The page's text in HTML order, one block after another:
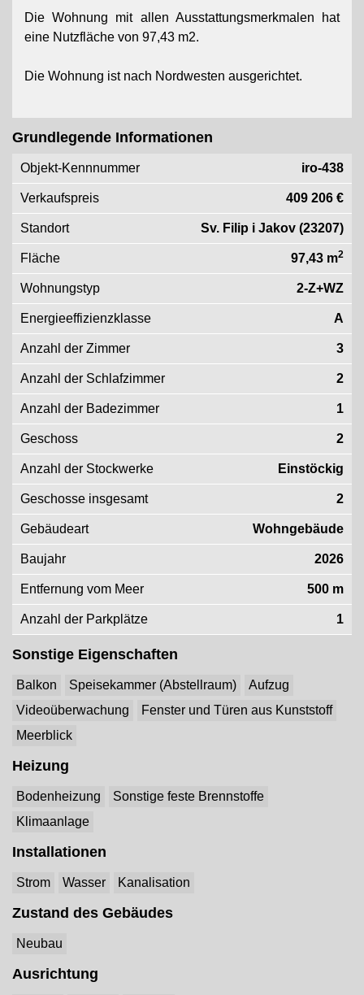
Die Wohnung mit allen Ausstattungsmerkmalen hat
eine Nutzfläche von 97,43 m2.
Die Wohnung ist nach Nordwesten ausgerichtet.
Grundlegende Informationen
Objekt-Kennnummer iro-438
Verkaufspreis 409 206 €
Standort Sv. Filip i Jakov (23207)
Fläche 97,43 m2
Wohnungstyp 2-Z+WZ
Energieeffizienzklasse A
Anzahl der Zimmer 3
Anzahl der Schlafzimmer 2
Anzahl der Badezimmer 1
Geschoss 2
Anzahl der Stockwerke Einstöckig
Geschosse insgesamt 2
Gebäudeart Wohngebäude
Baujahr 2026
Entfernung vom Meer 500 m
Anzahl der Parkplätze 1
Sonstige Eigenschaften
Balkon Speisekammer (Abstellraum)
Aufzug
Videoüberwachung
Fenster und Türen aus Kunststoff
Meerblick
Heizung
Bodenheizung
Sonstige feste Brennstoffe
Klimaanlage
Installationen
Strom Wasser Kanalisation
Zustand des Gebäudes
Neubau
Ausrichtung